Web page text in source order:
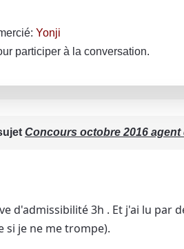
Yonji
participer à la conversation.
Concours octobre 2016 agent
d'admissibilité 3h . Et j'ai lu par
si je ne me trompe).